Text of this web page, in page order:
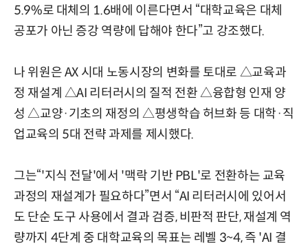
5.9%로 대체의 1.6배에 이른다면서 “대학교육은 대체
공포가 아닌 증강 역량에 답해야 한다”고 강조했다.
나 위원은 AX 시대 노동시장의 변화를 토대로 △교육과
정 재설계 △AI 리터러시의 질적 전환 △융합형 인재 양
성 △교양·기초의 재정의 △평생학습 허브화 등 대학·직
업교육의 5대 전략 과제를 제시했다.
그는“'지식 전달'에서 '맥락 기반 PBL'로 전환하는 교육
과정의 재설계가 필요하다”면서 “AI 리터러시에 있어서
도 단순 도구 사용에서 결과 검증, 비판적 판단, 재설계 역
량까지 4단계 중 대학교육의 목표는 레벨 3~4, 즉 'AI 결